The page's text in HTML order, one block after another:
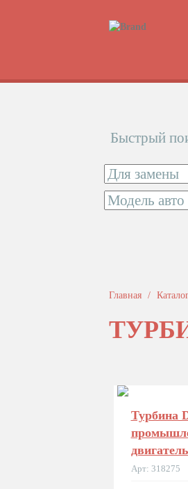
Быстрый
Главная
Турбина
двигатель
Арт: 318275